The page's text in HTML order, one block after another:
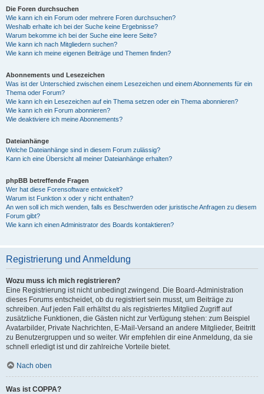
Die Foren durchsuchen
Wie kann ich ein Forum oder mehrere Foren durchsuchen?
Weshalb erhalte ich bei der Suche keine Ergebnisse?
Warum bekomme ich bei der Suche eine leere Seite?
Wie kann ich nach Mitgliedern suchen?
Wie kann ich meine eigenen Beiträge und Themen finden?
Abonnements und Lesezeichen
Was ist der Unterschied zwischen einem Lesezeichen und einem Abonnements für ein
Thema oder Forum?
Wie kann ich ein Lesezeichen auf ein Thema setzen oder ein Thema abonnieren?
Wie kann ich ein Forum abonnieren?
Wie deaktiviere ich meine Abonnements?
Dateianhänge
Welche Dateianhänge sind in diesem Forum zulässig?
Kann ich eine Übersicht all meiner Dateianhänge erhalten?
phpBB betreffende Fragen
Wer hat diese Forensoftware entwickelt?
Warum ist Funktion x oder y nicht enthalten?
An wen soll ich mich wenden, falls es Beschwerden oder juristische Anfragen zu diesem
Forum gibt?
Wie kann ich einen Administrator des Boards kontaktieren?
Registrierung und Anmeldung
Wozu muss ich mich registrieren?
Eine Registrierung ist nicht unbedingt zwingend. Die Board-Administration
dieses Forums entscheidet, ob du registriert sein musst, um Beiträge zu
schreiben. Auf jeden Fall erhältst du als registriertes Mitglied Zugriff auf
zusätzliche Funktionen, die Gästen nicht zur Verfügung stehen: zum Beispiel
Avatarbilder, Private Nachrichten, E-Mail-Versand an andere Mitglieder, Beitritt
zu Benutzergruppen und so weiter. Wir empfehlen dir eine Anmeldung, da sie
schnell erledigt ist und dir zahlreiche Vorteile bietet.
Nach oben
Was ist COPPA?